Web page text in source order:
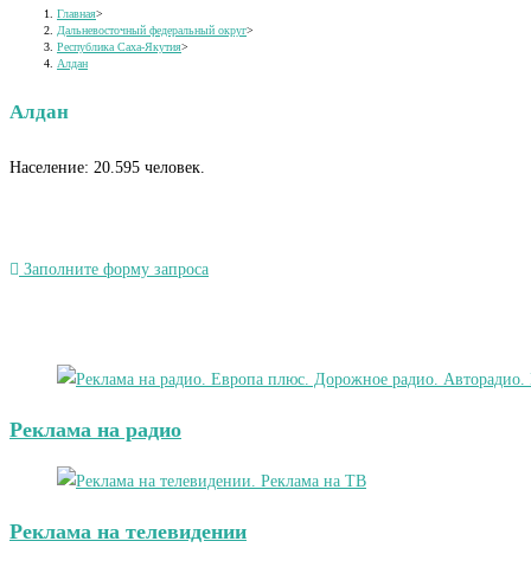
Главная>
Дальневосточный федеральный округ>
Республика Саха-Якутия>
Алдан
Алдан
Население: 20.595 человек.
Заполните форму запроса
Реклама на радио
Реклама на телевидении